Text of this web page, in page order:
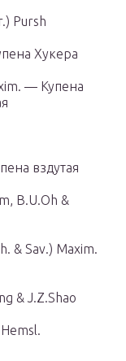
Pursh
Хукера
— Купена
вздутая
B.U.Oh &
& Sav.) Maxim.
& J.Z.Shao